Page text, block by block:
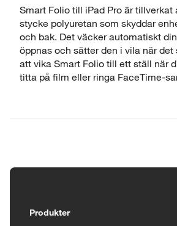
Smart Folio till iPad Pro är tillverkat
stycke polyuretan som skyddar
och bak. Det väcker automatiskt
öppnas och sätter den i vila när det
att vika Smart Folio till ett ställ när
titta på film eller ringa FaceTime-
Produkter